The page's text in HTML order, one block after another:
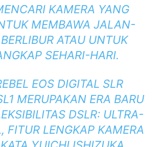
KAMERA YANG
MEMBAWA JALAN-
ATAU UNTUK
SEHARI-HARI.
EOS DIGITAL SLR
MERUPAKAN ERA BARU
DSLR: ULTRA-
FITUR LENGKAP KAMERA